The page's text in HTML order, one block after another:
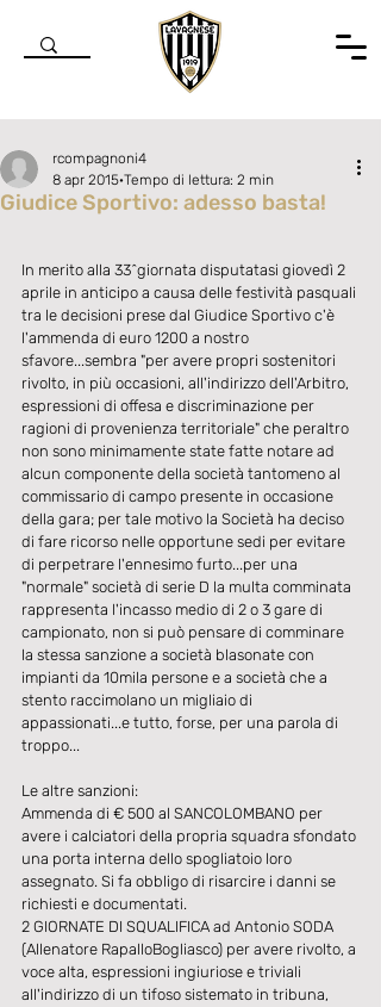
Giudice Sportivo: adesso basta!
rcompagnoni4
8 apr 2015 Tempo di lettura: 2 min
In merito alla 33^giornata disputatasi giovedì 2
aprile in anticipo a causa delle festività pasquali
tra le decisioni prese dal Giudice Sportivo c'è
l'ammenda di euro 1200 a nostro
sfavore...sembra "per avere propri sostenitori
rivolto, in più occasioni, all'indirizzo dell'Arbitro,
espressioni di offesa e discriminazione per
ragioni di provenienza territoriale" che peraltro
non sono minimamente state fatte notare ad
alcun componente della società tantomeno al
commissario di campo presente in occasione
della gara; per tale motivo la Società ha deciso
di fare ricorso nelle opportune sedi per evitare
di perpetrare l'ennesimo furto...per una
"normale" società di serie D la multa comminata
rappresenta l'incasso medio di 2 o 3 gare di
campionato, non si può pensare di comminare
la stessa sanzione a società blasonate con
impianti da 10mila persone e a società che a
stento raccimolano un migliaio di
appassionati...e tutto, forse, per una parola di
troppo...
Le altre sanzioni:
Ammenda di € 500 al SANCOLOMBANO per
avere i calciatori della propria squadra sfondato
una porta interna dello spogliatoio loro
assegnato. Si fa obbligo di risarcire i danni se
richiesti e documentati.
2 GIORNATE DI SQUALIFICA ad Antonio SODA
(Allenatore RapalloBogliasco) per avere rivolto, a
voce alta, espressioni ingiuriose e triviali
all'indirizzo di un tifoso sistemato in tribuna,